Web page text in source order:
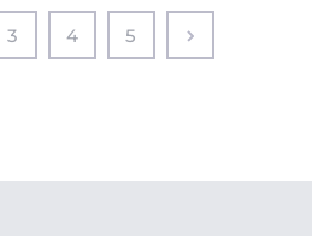
3 4 5